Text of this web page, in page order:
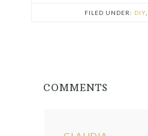
FILED UNDER: DIY,
COMMENTS